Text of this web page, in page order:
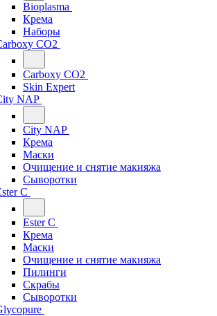
Bioplasma
Крема
Наборы
CO2
Carboxy CO2
Skin Expert
NAP
City NAP
Крема
Маски
Очищение и снятие макияжа
Сыворотки
C
Ester C
Крема
Маски
Очищение и снятие макияжа
Пилинги
Скрабы
Сыворотки